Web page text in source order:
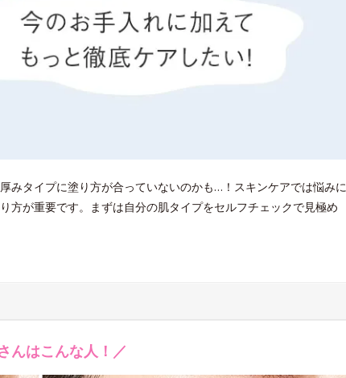
みタイプに塗り方が合っていないのかも…！スキンケアでは悩みに
方が重要です。まずは自分の肌タイプをセルフチェックで見極め
んはこんな人！／